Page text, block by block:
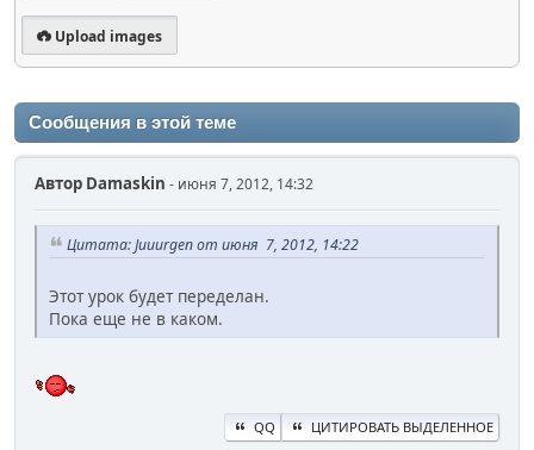
Upload images
Сообщения в этой теме
Автор Damaskin - июня 7, 2012, 14:32
Цитата: Juuurgen от июня 7, 2012, 14:22
Этот урок будет переделан.
Пока еще не в каком.
QQ ЦИТИРОВАТЬ ВЫДЕЛЕННОЕ